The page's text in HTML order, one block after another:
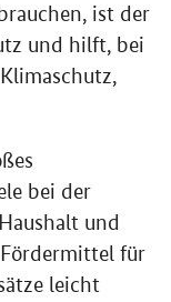
ist der
und hilft, bei
bei der
und
für
leicht